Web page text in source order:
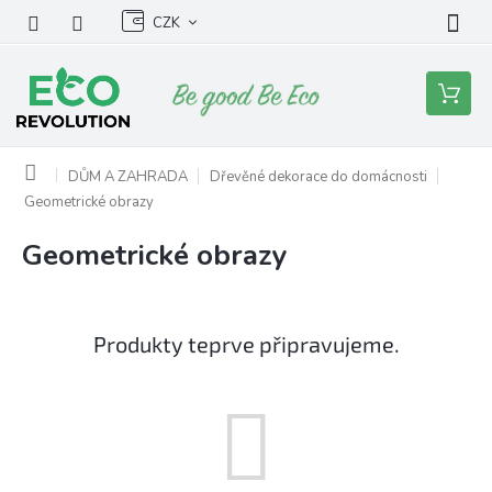
obsah
CZK
Nákupní
košík
Domů DŮM A ZAHRADA
Dřevěné dekorace do domácnosti
Geometrické obrazy
Geometrické obrazy
Produkty teprve připravujeme.